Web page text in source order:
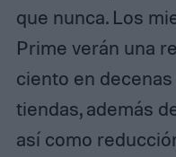
que nunca. Los
Prime verán una
ciento en
tiendas, además
así como